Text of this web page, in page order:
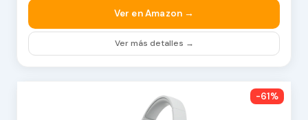
Ver en Amazon →
Ver más detalles →
-61%